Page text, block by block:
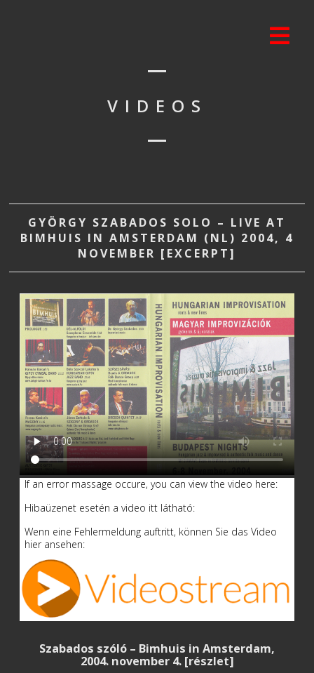
VIDEOS
GYÖRGY SZABADOS SOLO – LIVE AT
BIMHUIS IN AMSTERDAM (NL) 2004, 4
NOVEMBER [EXCERPT]
If an error massage occure, you can view the video here:
Hibaüzenet esetén a video itt látható:
Wenn eine Fehlermeldung auftritt, können Sie das Video
hier ansehen:
Szabados szóló – Bimhuis in Amsterdam,
2004. november 4. [részlet]